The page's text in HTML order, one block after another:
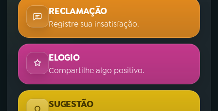
RECLAMAÇÃO
Registre sua insatisfação.
ELOGIO
Compartilhe algo positivo.
SUGESTÃO